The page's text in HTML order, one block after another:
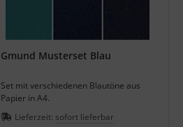
Gmund Musterset Blau
Set mit verschiedenen Blautöne aus
Papier in A4.
Lieferzeit: sofort lieferbar